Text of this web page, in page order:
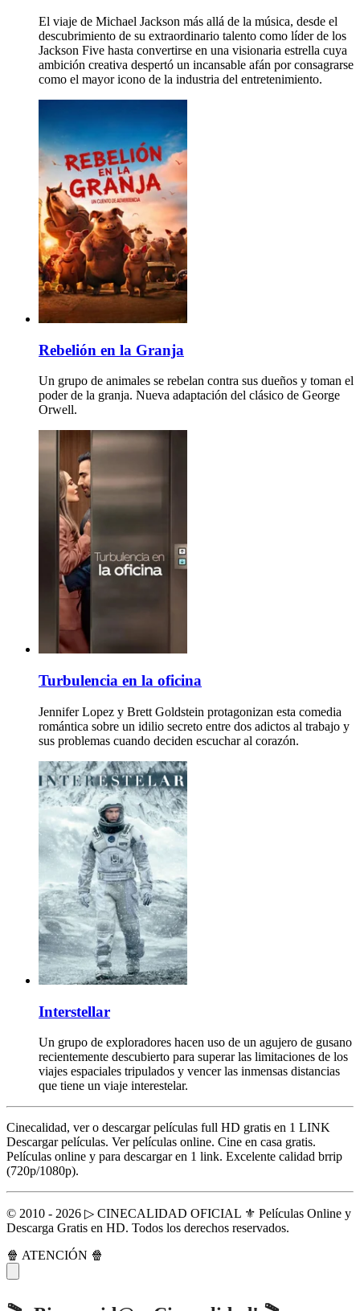
El viaje de Michael Jackson más allá de la música, desde el
descubrimiento de su extraordinario talento como líder de los
Jackson Five hasta convertirse en una visionaria estrella cuya
ambición creativa despertó un incansable afán por consagrarse
como el mayor icono de la industria del entretenimiento.
Rebelión en la Granja
Un grupo de animales se rebelan contra sus dueños y toman el
poder de la granja. Nueva adaptación del clásico de George
Orwell.
Turbulencia en la oficina
Jennifer Lopez y Brett Goldstein protagonizan esta comedia
romántica sobre un idilio secreto entre dos adictos al trabajo y
sus problemas cuando deciden escuchar al corazón.
Interstellar
Un grupo de exploradores hacen uso de un agujero de gusano
recientemente descubierto para superar las limitaciones de los
viajes espaciales tripulados y vencer las inmensas distancias
que tiene un viaje interestelar.
Cinecalidad, ver o descargar películas full HD gratis en 1 LINK
Descargar películas. Ver películas online. Cine en casa gratis.
Películas online y para descargar en 1 link. Excelente calidad brrip
(720p/1080p).
© 2010 - 2026 ▷ CINECALIDAD OFICIAL ⚜️ Películas Online y
Descarga Gratis en HD. Todos los derechos reservados.
🍿 ATENCIÓN 🍿